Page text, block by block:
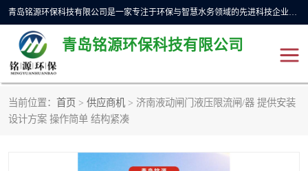
青岛铭源环保科技有限公司是一家专注于环保与智慧水务领域的先进科技企业，公司专注于云智能一体化预制泵站、水务循环利用、海绵城市、云智慧水务开发及新型环保技术研发等领域。铭源环保以为客户提供优质产品、专业技术服务为己任。为客户提供量身定制方案，提供多种配置方案满足实际使用要求。严控供货周期，并提供高标准后期维护。以环保为己任，视质量如生命，以技术做先导，靠诚信赢客户。
青岛铭源环保科技有限公司
当前位置： 首页 > 供应商机 > 济南液动闸门液压限流闸/器 提供安装
设计方案 操作简单 结构紧凑
一体化HMPP泵站
智能旋转喷射器